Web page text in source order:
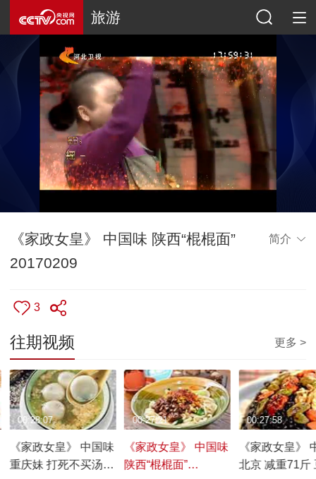
旅游
《家政女皇》 中国味 陕西“棍棍面”
20170209
简介
3
往期视频 更多 >
《家政女皇》 中国味
重庆妹 打死不买汤圆
00:28:07
《家政女皇》 中国味
陕西“棍棍面”
00:27:21
《家政女皇》
北京 减重71斤
00:27:58